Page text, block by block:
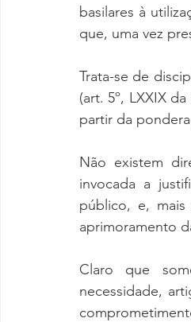
basilares à
que, uma vez
Trata-se de
(art. 5º, LXXIX
partir da
Não existem
invocada a
público, e,
aprimoramento
Claro que
necessidade,